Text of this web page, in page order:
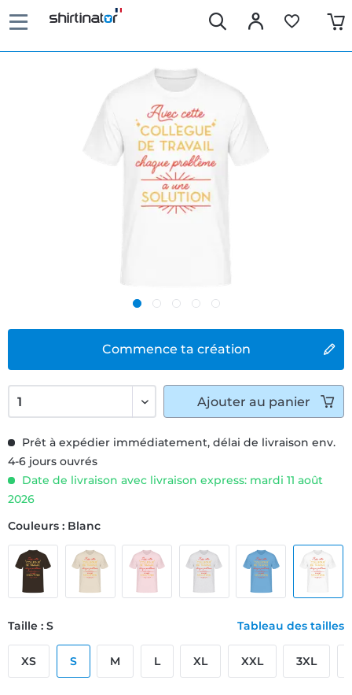
Commence ta création
Prêt à expédier immédiatement, délai de livraison env.
4-6 jours ouvrés
Date de livraison avec livraison express: mardi 11 août
2026
Couleurs : Blanc
Taille : S Tableau des tailles
XS S M L XL XXL 3XL
Ajouter au panier